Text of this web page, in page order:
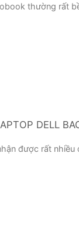
thường rất
DELL
được rất